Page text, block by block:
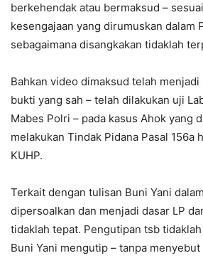
berkehendak atau bermaksud –
kesengajaan yang dirumuskan dalam
sebagaimana disangkakan tidaklah
Bahkan video dimaksud telah menjadi
bukti yang sah – telah dilakukan uji
Mabes Polri – pada kasus Ahok yang
melakukan Tindak Pidana Pasal 156a
KUHP.
Terkait dengan tulisan Buni Yani
dipersoalkan dan menjadi dasar LP
tidaklah tepat. Pengutipan tsb
Buni Yani mengutip – tanpa menyebut